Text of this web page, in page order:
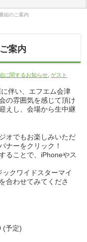
組のご案内
案内
に関するお知らせ ,ゲスト
伴い、エフエム会津
の雰囲気を感じて頂け
えし、会場から生中継
オでもお楽しみいただ
ナーをクリック！
ることで、iPhoneやス
クワイドスターマイ
合わせてみてくださ
(予定)